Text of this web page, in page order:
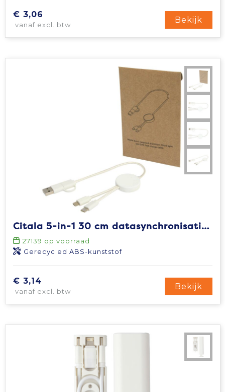
€ 3,06
vanaf excl. btw
Bekijk
Citala 5-in-1 30 cm datasynchronisatie- en 27 W snellaadkabel van gerecycled plastic
27139 op voorraad
Gerecycled ABS-kunststof
€ 3,14
vanaf excl. btw
Bekijk